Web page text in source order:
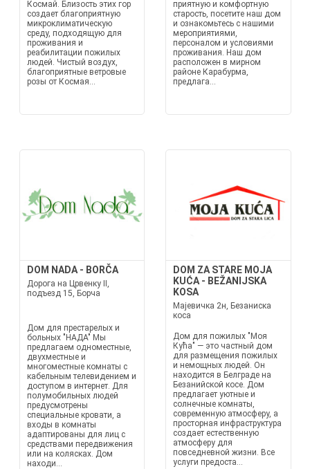
Космай. Близость этих гор
создает благоприятную
микроклиматическую
среду, подходящую для
проживания и
реабилитации пожилых
людей. Чистый воздух,
благоприятные ветровые
розы от Космая...
приятную и комфортную
старость, посетите наш дом
и ознакомьтесь с нашими
мероприятиями,
персоналом и условиями
проживания. Наш дом
расположен в мирном
районе Карабурма,
предлага...
DOM NADA - BORČA
Дорога на Црвенку II,
подъезд 15, Борча
Дом для престарелых и
больных "НАДА" Мы
предлагаем одноместные,
двухместные и
многоместные комнаты с
кабельным телевидением и
доступом в интернет. Для
полумобильных людей
предусмотрены
специальные кровати, а
входы в комнаты
адаптированы для лиц с
средствами передвижения
или на колясках. Дом
находи...
DOM ZA STARE MOJA
KUĆA - BEŽANIJSKA
KOSA
Мајевичка 2н, Безаниска
коса
Дом для пожилых "Моя
Кућа" — это частный дом
для размещения пожилых
и немощных людей. Он
находится в Белграде на
Безанийской косе. Дом
предлагает уютные и
солнечные комнаты,
современную атмосферу, а
просторная инфраструктура
создает естественную
атмосферу для
повседневной жизни. Все
услуги предоста...